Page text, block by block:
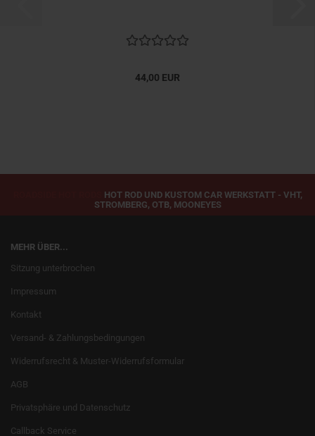
44,00 EUR
HOT ROD UND KUSTOM CAR WERKSTATT - VHT,
STROMBERG, OTB, MOONEYES
MEHR ÜBER...
Sitzung unterbrochen
Impressum
Kontakt
Versand- & Zahlungsbedingungen
Widerrufsrecht & Muster-Widerrufsformular
AGB
Privatsphäre und Datenschutz
Callback Service